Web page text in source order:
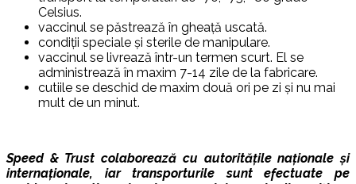
Celsius.
vaccinul se păstrează în gheață uscată.
condiții speciale și sterile de manipulare.
vaccinul se livrează într-un termen scurt. El se
administrează în maxim 7-14 zile de la fabricare.
cutiile se deschid de maxim două ori pe zi și nu mai
mult de un minut.
Speed & Trust colaborează cu autoritățile naționale și
internaționale, iar transporturile sunt efectuate pe